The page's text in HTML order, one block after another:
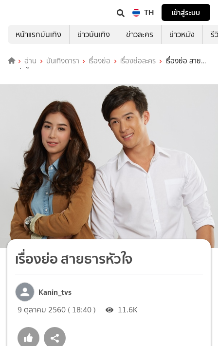
TH
เข้าสู่ระบบ
หน้าแรกบันเทิง
ข่าวบันเทิง ข่าวละคร ข่าวหนัง รี
อ่าน บันเทิงดารา เรื่องย่อ เรื่องย่อละคร
เรื่องย่อ สาย
ธารหัวใจ
เรื่องย่อ สายธารหัวใจ
Kanin_tvs
9 ตุลาคม 2560 ( 18:40 ) 11.6K